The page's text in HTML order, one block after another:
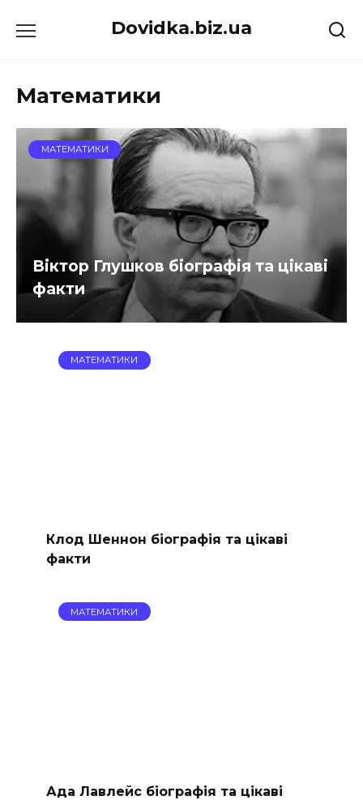
до
Dovidka.biz.ua
Математики
МАТЕМАТИКИ
Віктор Глушков біографія та цікаві
факти
МАТЕМАТИКИ
Клод Шеннон біографія та цікаві
факти
МАТЕМАТИКИ
Ада Лавлейс біографія та цікаві